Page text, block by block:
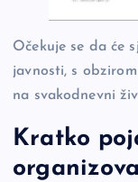
Očekuje se da će
javnosti, s
na svakodnevni
Kratko